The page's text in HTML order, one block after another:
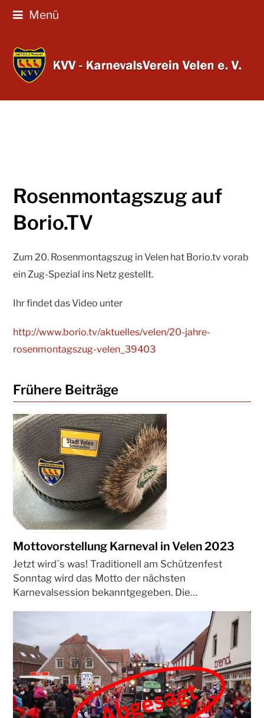
Menü
Rosenmontagszug auf
Borio.TV
Zum 20. Rosenmontagszug in Velen hat Borio.tv vorab
ein Zug-Spezial ins Netz gestellt.
Ihr findet das Video unter
http://www.borio.tv/aktuelles/velen/20-jahre-
rosenmontagszug-velen_39403
Frühere Beiträge
Mottovorstellung Karneval in Velen 2023
Jetzt wird´s was! Traditionell am Schützenfest
Sonntag wird das Motto der nächsten
Karnevalsession bekanntgegeben. Die…